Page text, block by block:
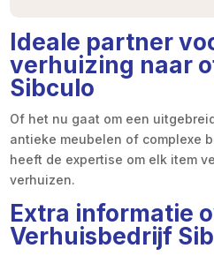
Ideale partner
verhuizing naar
Sibculo
Of het nu gaat om een
antieke meubelen of complexe
heeft de expertise om elk item
verhuizen.
Extra informatie
Verhuisbedrijf